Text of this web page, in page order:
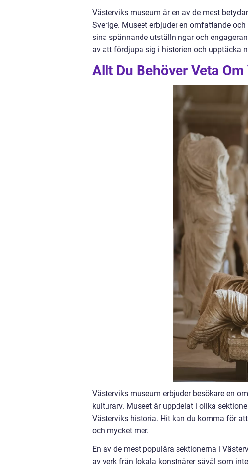
Västerviks museum är en av de mest
Sverige. Museet erbjuder en omfattande
sina spännande utställningar och
av att fördjupa sig i historien och upptäcka
Allt Du Behöver Veta
Västerviks museum erbjuder besökare en
kulturarv. Museet är uppdelat i olika
Västerviks historia. Hit kan du komma för
och mycket mer.
En av de mest populära sektionerna i
av verk från lokala konstnärer såväl som